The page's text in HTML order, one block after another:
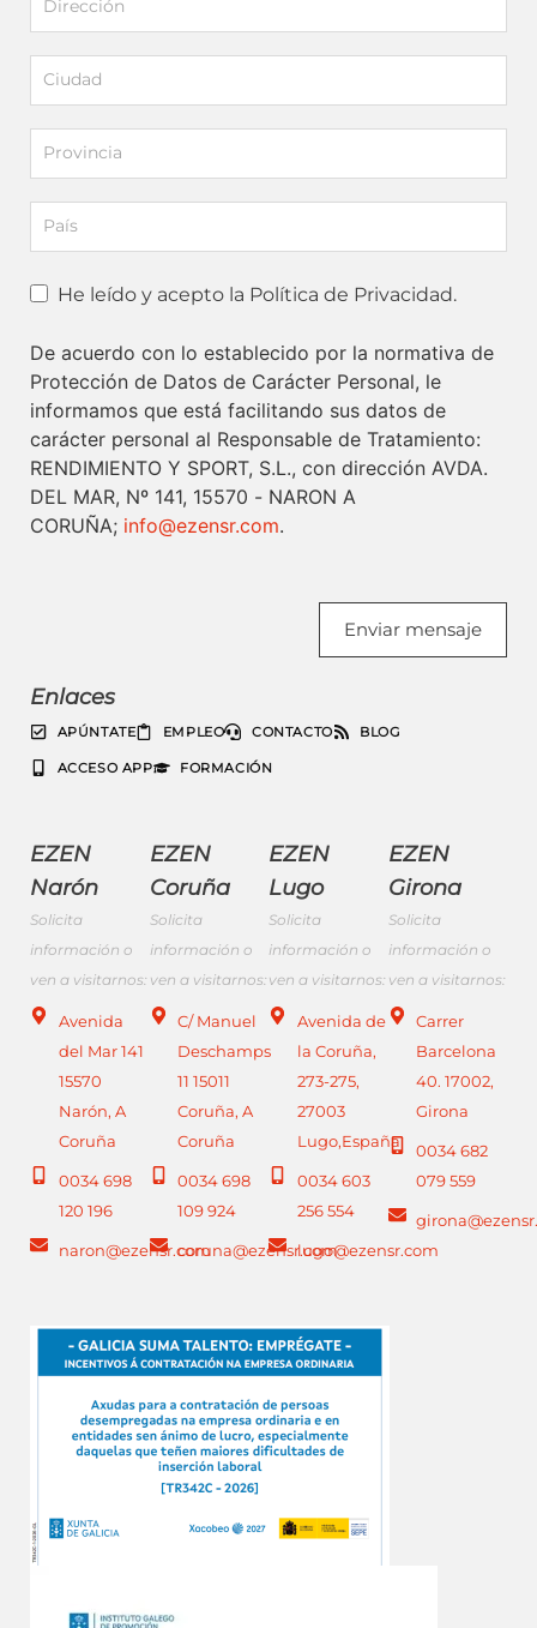
He leído y acepto la Política de Privacidad.
De acuerdo con lo establecido por la normativa de
Protección de Datos de Carácter Personal, le
informamos que está facilitando sus datos de
carácter personal al Responsable de Tratamiento:
RENDIMIENTO Y SPORT, S.L., con dirección AVDA.
DEL MAR, Nº 141, 15570 - NARON A
CORUÑA; info@ezensr.com.
Enviar mensaje
Enlaces
APÚNTATE EMPLEO CONTACTO BLOG
ACCESO APP FORMACIÓN
EZEN
Narón
Solicita
información o
ven a visitarnos:
Avenida
del Mar 141
15570
Narón, A
Coruña
0034 698
120 196
naron@ezensr.com
EZEN
Coruña
Solicita
información o
ven a visitarnos:
C/ Manuel
Deschamps
11 15011
Coruña, A
Coruña
0034 698
109 924
coruna@ezensr.com
EZEN
Lugo
Solicita
información o
ven a visitarnos:
Avenida de
la Coruña,
273-275,
27003
Lugo,España
0034 603
256 554
lugo@ezensr.com
EZEN
Girona
Solicita
información o
ven a visitarnos:
Carrer
Barcelona
40. 17002,
Girona
0034 682
079 559